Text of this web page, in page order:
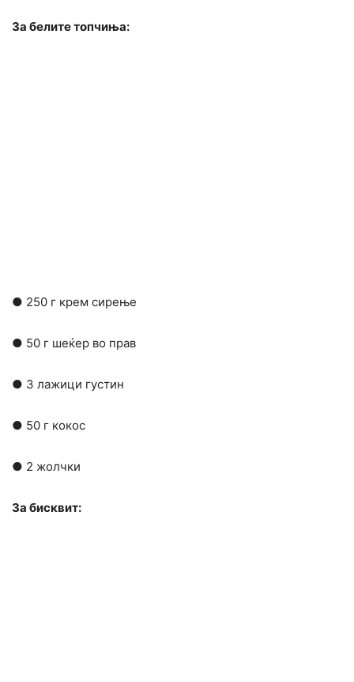
За белите топчиња:
● 250 г крем сирење
● 50 г шеќер во прав
● 3 лажици густин
● 50 г кокос
● 2 жолчки
За бисквит: